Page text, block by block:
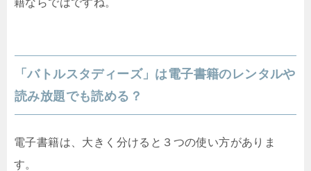
「バトルスタディーズ」は電子書籍のレンタルや
読み放題でも読める？
電子書籍は、大きく分けると３つの使い方がありま
す。